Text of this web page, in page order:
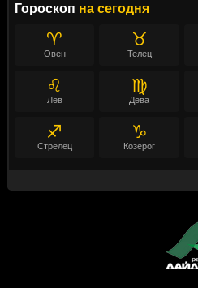
Гороскоп на сегодня
♈
Овен
♉
Телец
♌
Лев
♍
Дева
♐
Стрелец
♑
Козерог